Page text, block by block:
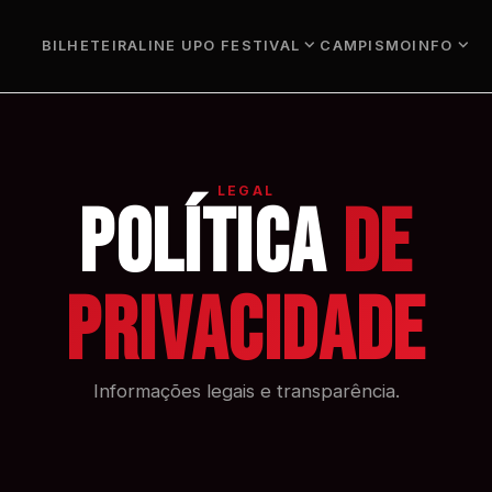
BILHETEIRALINE UPO FESTIVAL expand_more CAMPISMOINFO expand_more
LEGAL
Políticade
Privacidade
Informações legais e transparência.